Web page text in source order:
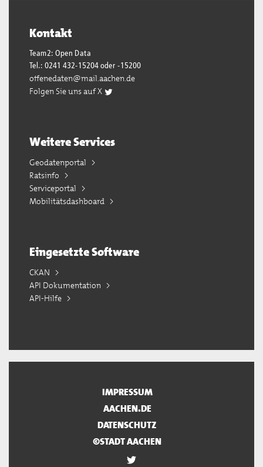
Kontakt
Team2: Open Data
Tel.: 0241 432-15204 oder -15200
offenedaten@mail.aachen.de
Folgen Sie uns auf X
Weitere Services
Geodatenportal
Ratsinfo
Serviceportal
Mobilitätsdashboard
Eingesetzte Software
CKAN
API Dokumentation
API-Hilfe
IMPRESSUM
AACHEN.DE
DATENSCHUTZ
©STADT AACHEN